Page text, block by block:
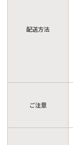
配送方法
ご注意